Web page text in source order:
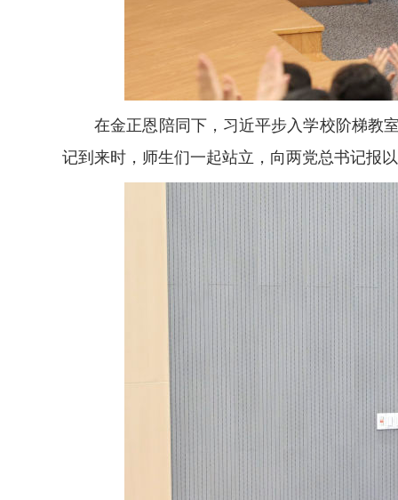
在金正恩陪同下，习近平步入学校阶梯教室
记到来时，师生们一起站立，向两党总书记报